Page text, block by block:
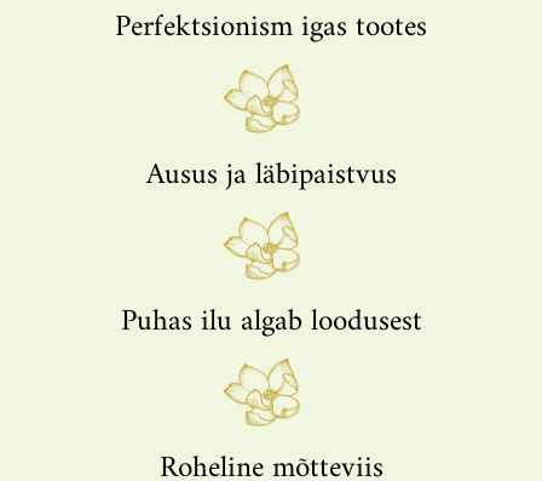
Perfektsionism igas tootes
Ausus ja läbipaistvus
Puhas ilu algab loodusest​
Roheline mõtteviis​